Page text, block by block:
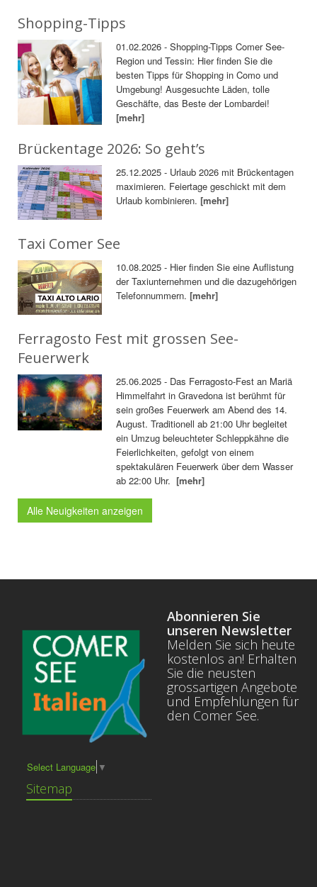
Shopping-Tipps
01.02.2026 - Shopping-Tipps Comer See-
Region und Tessin: Hier finden Sie die
besten Tipps für Shopping in Como und
Umgebung! Ausgesuchte Läden, tolle
Geschäfte, das Beste der Lombardei!
[mehr]
Brückentage 2026: So geht’s
25.12.2025 - Urlaub 2026 mit Brückentagen
maximieren. Feiertage geschickt mit dem
Urlaub kombinieren.[mehr]
Taxi Comer See
10.08.2025 - Hier finden Sie eine Auflistung
der Taxiunternehmen und die dazugehörigen
Telefonnummern.[mehr]
Ferragosto Fest mit grossen See-
Feuerwerk
25.06.2025 - Das Ferragosto-Fest an Mariä
Himmelfahrt in Gravedona ist berühmt für
sein großes Feuerwerk am Abend des 14.
August. Traditionell ab 21:00 Uhr begleitet
ein Umzug beleuchteter Schleppkähne die
Feierlichkeiten, gefolgt von einem
spektakulären Feuerwerk über dem Wasser
ab 22:00 Uhr.[mehr]
Alle Neuigkeiten anzeigen
Select Language ▼
Sitemap
Abonnieren Sie
unseren Newsletter
Melden Sie sich heute
kostenlos an! Erhalten
Sie die neusten
grossartigen Angebote
und Empfehlungen für
den Comer See.